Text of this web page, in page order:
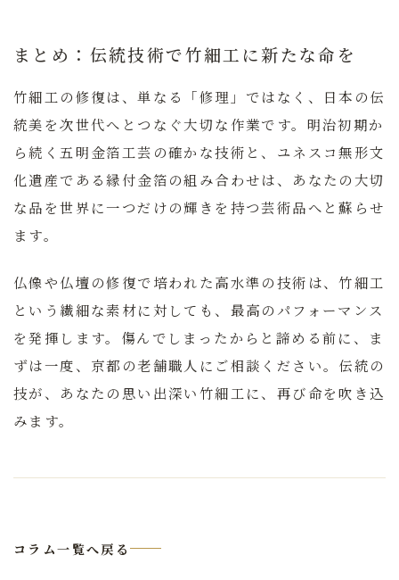
まとめ：伝統技術で竹細工に新たな命を
竹細工の修復は、単なる「修理」ではなく、日本の伝
統美を次世代へとつなぐ大切な作業です。明治初期か
ら続く五明金箔工芸の確かな技術と、ユネスコ無形文
化遺産である縁付金箔の組み合わせは、あなたの大切
な品を世界に一つだけの輝きを持つ芸術品へと蘇らせ
ます。
仏像や仏壇の修復で培われた高水準の技術は、竹細工
という繊細な素材に対しても、最高のパフォーマンス
を発揮します。傷んでしまったからと諦める前に、ま
ずは一度、京都の老舗職人にご相談ください。伝統の
技が、あなたの思い出深い竹細工に、再び命を吹き込
みます。
コラム一覧へ戻る